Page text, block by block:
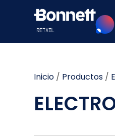
Inicio / Productos /